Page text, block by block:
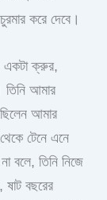
করে দেবে।
একটা ক্রুর,
তিনি আমার
আমার
টেনে এনে
বলে, তিনি নিজে
বছরের